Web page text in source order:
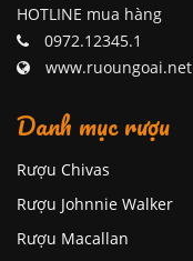
HOTLINE mua hàng
0972.12345.1
www.ruoungoai.net
Danh mục rượu
Rượu Chivas
Rượu Johnnie Walker
Rượu Macallan